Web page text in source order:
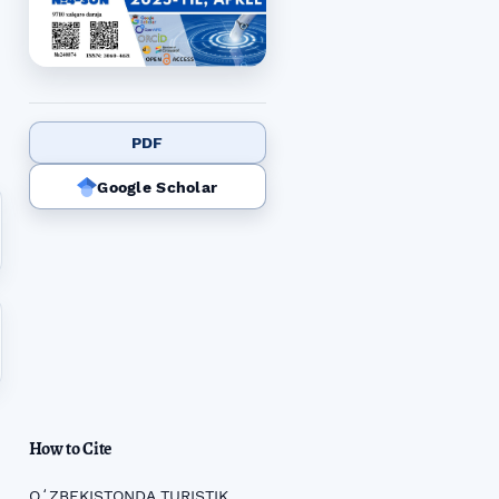
PDF
Google Scholar
How to Cite